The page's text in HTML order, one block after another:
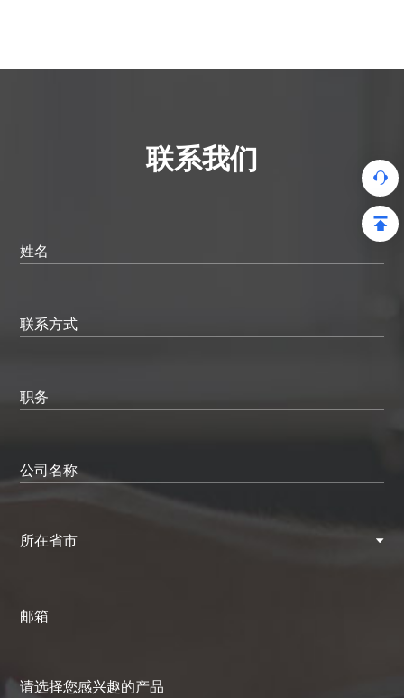
联系我们
姓名
联系方式
职务
公司名称
所在省市
邮箱